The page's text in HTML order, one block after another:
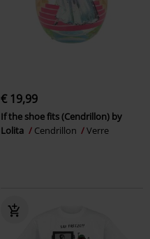
€ 19,99
If the shoe fits (Cendrillon) by
Lolita
Cendrillon Verre